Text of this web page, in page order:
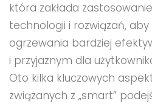
która zakłada
technologii i rozwiązań,
ogrzewania bardziej
i przyjaznym dla
Oto kilka kluczowych
związanych z „smart”